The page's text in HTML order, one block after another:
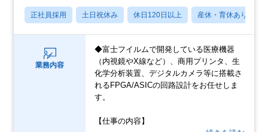
正社員採用 土日祝休み 休日120日以上 産休・育休あり
業務内容
◆富士フイルムで開発している医療機器
（内視鏡やX線など）、商用プリンタ、生
化学分析装置、デジタルカメラ等に搭載さ
れるFPGA/ASICの回路設計をお任せしま
す。
【仕事の内容】